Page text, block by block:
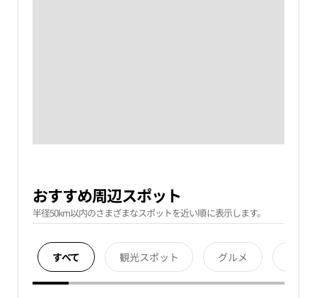
おすすめ周辺スポット
半径50km以内のさまざまなスポットを近い順に表示します。
すべて 観光スポット グルメ